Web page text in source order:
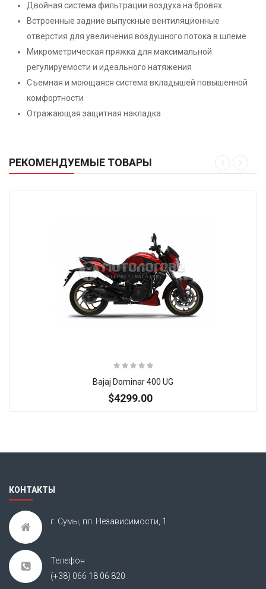
Двойная система фильтрации воздуха на бровях
Встроенные задние выпускные вентиляционные
отверстия для увеличения воздушного потока в шлеме
Микрометрическая пряжка для максимальной
регулируемости и идеального натяжения
Съемная и моющаяся система вкладышей повышенной
комфортности
Отражающая защитная накладка
РЕКОМЕНДУЕМЫЕ ТОВАРЫ
Bajaj Dominar 400 UG
$4299.00
КОНТАКТЫ
г. Сумы, пл. Независимости, 1
Телефон
(+38) 066 18 06 820